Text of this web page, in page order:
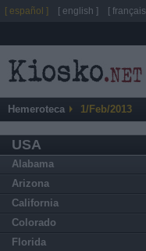
Hemeroteca 1/Feb/2013
USA
Alabama
Arizona
California
Colorado
Florida
[ español ] [ english ] [ français